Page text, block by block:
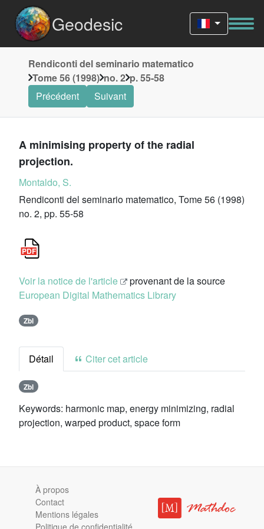
Geodesic
Rendiconti del seminario matematico
Tome 56 (1998) no. 2 p. 55-58
Précédent
Suivant
A minimising property of the radial
projection.
Montaldo, S.
Rendiconti del seminario matematico, Tome 56 (1998)
no. 2, pp. 55-58
Voir la notice de l'article
provenant de la source
European Digital Mathematics Library
Zbl
Détail Citer cet article
Zbl
Keywords: harmonic map, energy minimizing, radial
projection, warped product, space form
À propos
Contact
Mentions légales
Politique de confidentialité